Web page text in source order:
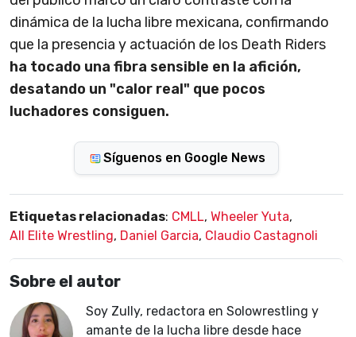
dinámica de la lucha libre mexicana, confirmando
que la presencia y actuación de los Death Riders
ha tocado una fibra sensible en la afición,
desatando un "calor real" que pocos
luchadores consiguen.
Síguenos en Google News
Etiquetas relacionadas: CMLL, Wheeler Yuta,
All Elite Wrestling, Daniel Garcia, Claudio Castagnoli
Sobre el autor
Soy Zully, redactora en Solowrestling y
amante de la lucha libre desde hace